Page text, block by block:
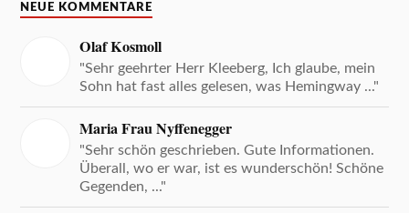
NEUE KOMMENTARE
Olaf Kosmoll
"Sehr geehrter Herr Kleeberg, Ich glaube, mein
Sohn hat fast alles gelesen, was Hemingway ..."
Maria Frau Nyffenegger
"Sehr schön geschrieben. Gute Informationen.
Überall, wo er war, ist es wunderschön! Schöne
Gegenden, ..."